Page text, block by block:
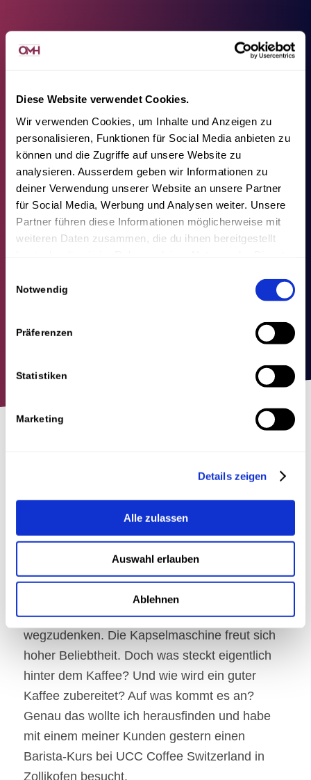
Diese Website verwendet Cookies.
Wir verwenden Cookies, um Inhalte und Anzeigen zu
personalisieren, Funktionen für Social Media anbieten zu
können und die Zugriffe auf unsere Website zu
analysieren. Ausserdem geben wir Informationen zu
deiner Verwendung unserer Website an unsere Partner
für Social Media, Werbung und Analysen weiter. Unsere
Partner führen diese Informationen möglicherweise mit
weiteren Daten zusammen, die du ihnen bereitgestellt
Notwendig
Präferenzen
Statistiken
Marketing
Details zeigen
Alle zulassen
Auswahl erlauben
Ablehnen
Kulturbestandteil. Er erweckt mit seinem
Koffeinanteil die müden Geister, besticht durch
seinen köstlichen Duft und bringt Menschen
zusammen, da bei einem Kaffee stets wichtige
und weniger wichtige Themen diskutiert werden
können.
Auch in meinem Büro ist Kaffee nicht mehr
wegzudenken. Die Kapselmaschine freut sich
hoher Beliebtheit. Doch was steckt eigentlich
hinter dem Kaffee? Und wie wird ein guter
Kaffee zubereitet? Auf was kommt es an?
Genau das wollte ich herausfinden und habe
mit einem meiner Kunden gestern einen
Barista-Kurs bei UCC Coffee Switzerland in
Zollikofen besucht.